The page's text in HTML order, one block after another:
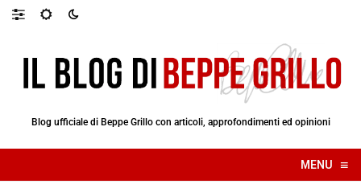
Blog ufficiale di Beppe Grillo con articoli, approfondimenti ed opinioni
MENU ≡
☰